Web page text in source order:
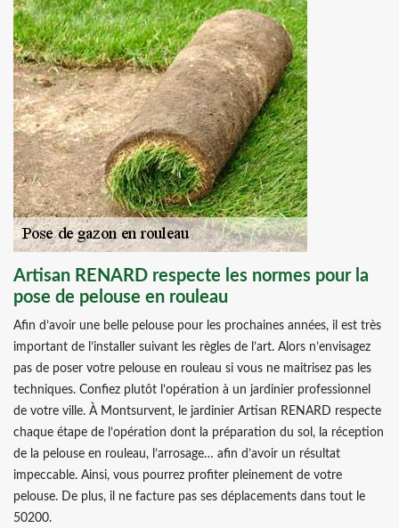
Artisan RENARD respecte les normes pour la
pose de pelouse en rouleau
Afin d’avoir une belle pelouse pour les prochaines années, il est très
important de l’installer suivant les règles de l’art. Alors n’envisagez
pas de poser votre pelouse en rouleau si vous ne maitrisez pas les
techniques. Confiez plutôt l’opération à un jardinier professionnel
de votre ville. À Montsurvent, le jardinier Artisan RENARD respecte
chaque étape de l’opération dont la préparation du sol, la réception
de la pelouse en rouleau, l’arrosage… afin d’avoir un résultat
impeccable. Ainsi, vous pourrez profiter pleinement de votre
pelouse. De plus, il ne facture pas ses déplacements dans tout le
50200.